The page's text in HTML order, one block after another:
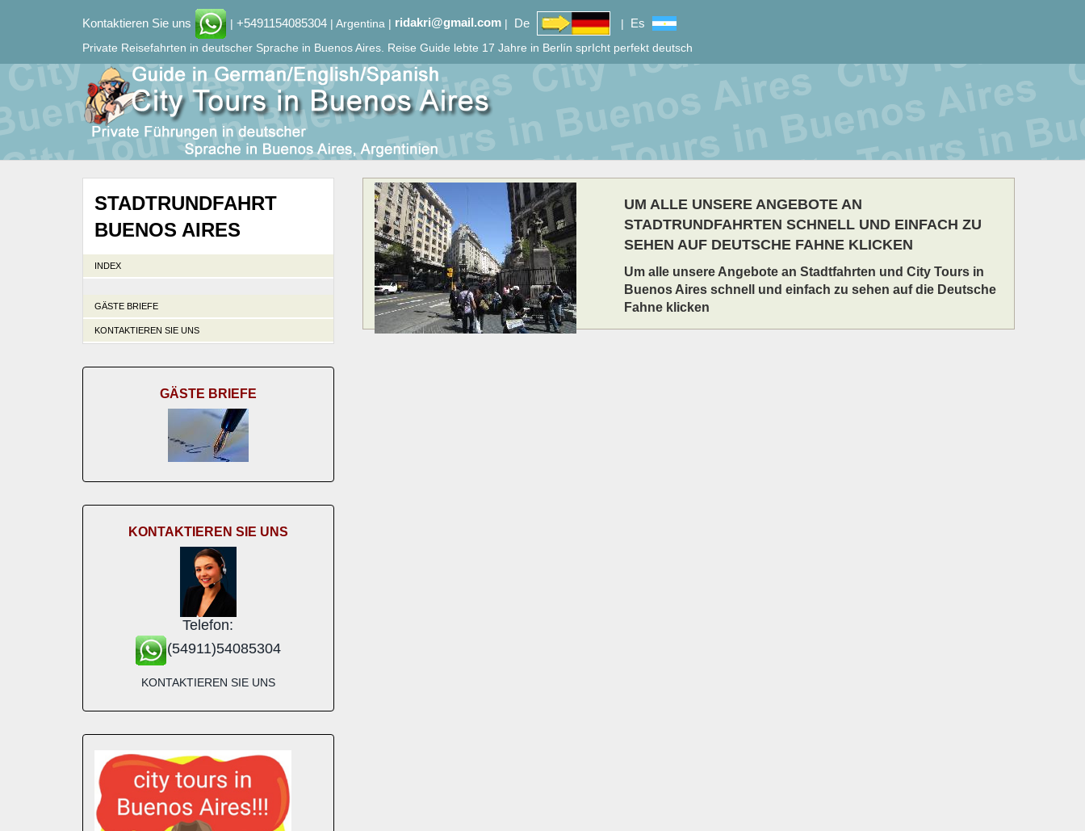
Kontaktieren Sie uns | +5491154085304 | Argentina | ridakri@gmail.com | De | Es
Private Reisefahrten in deutscher Sprache in Buenos Aires. Reise Guide lebte 17 Jahre in Berlín sprIcht perfekt deutsch
UM ALLE UNSERE ANGEBOTE AN
STADTRUNDFAHRTEN SCHNELL UND EINFACH ZU
SEHEN AUF DEUTSCHE FAHNE KLICKEN
Um alle unsere Angebote an Stadtfahrten und City Tours in
Buenos Aires schnell und einfach zu sehen auf die Deutsche
Fahne klicken
STADTRUNDFAHRT
BUENOS AIRES
INDEX
GÄSTE BRIEFE
KONTAKTIEREN SIE UNS
GÄSTE BRIEFE
KONTAKTIEREN SIE UNS
Telefon:
(54911)54085304
KONTAKTIEREN SIE UNS